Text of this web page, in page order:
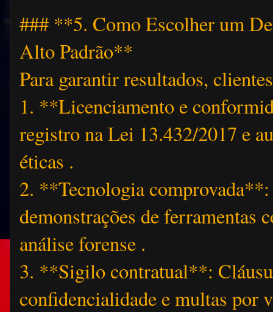
### **5. Como Escolher um
Alto Padrão**
Para garantir resultados,
1. **Licenciamento e
registro na Lei 13.432/2017 e
éticas .
2. **Tecnologia
demonstrações de ferramentas
análise forense .
3. **Sigilo contratual**:
confidencialidade e multas por